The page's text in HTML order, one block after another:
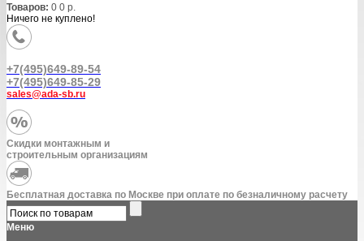
Товаров: 0 0 р.
Ничего не куплено!
+7(495)649-89-54
+7(495)649-85-29
sales@ada-sb.ru
Скидки монтажным и
строительным организациям
Бесплатная доставка по Москве при оплате по безналичному расчету
Меню